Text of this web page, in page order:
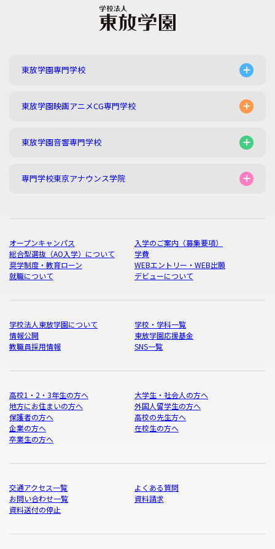
東放学園専門学校
東放学園映画アニメCG専門学校
東放学園音響専門学校
専門学校東京アナウンス学院
オープンキャンパス
入学のご案内（募集要項）
総合型選抜（AO入学）について
学費
奨学制度・教育ローン
WEBエントリー・WEB出願
就職について
デビューについて
学校法人東放学園について
学校・学科一覧
情報公開
東放学園応援基金
教職員採用情報
SNS一覧
高校1・2・3年生の方へ
大学生・社会人の方へ
地方にお住まいの方へ
外国人留学生の方へ
保護者の方へ
高校の先生方へ
企業の方へ
在校生の方へ
卒業生の方へ
交通アクセス一覧
よくある質問
お問い合わせ一覧
資料請求
資料送付の停止